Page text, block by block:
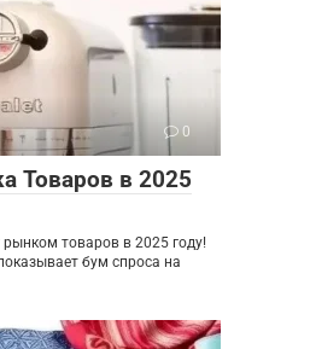
0
Товаров в 2025
товаров в 2025 году!
бум спроса на